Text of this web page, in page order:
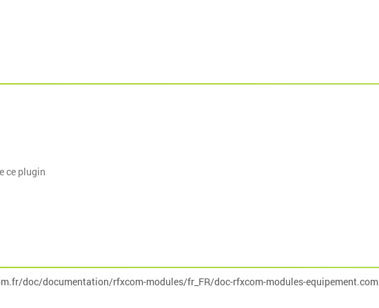
ce plugin
doc/documentation/rfxcom-modules/fr_FR/doc-rfxcom-modules-